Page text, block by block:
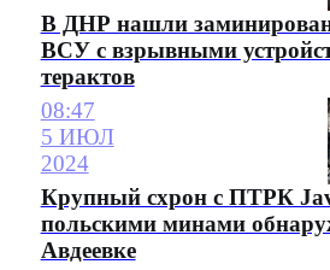
В ДНР нашли
ВСУ с взрывными
терактов
08:47
5 ИЮЛ
2024
Крупный схрон с ПТРК
польскими минами
Авдеевке